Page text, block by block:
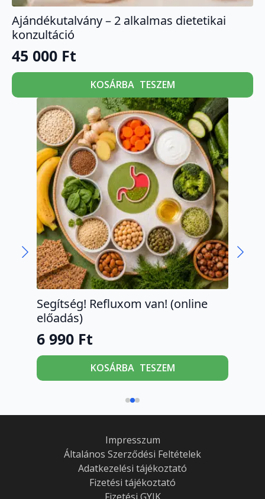
Ajándékutalvány – 2 alkalmas dietetikai
konzultáció
45 000 Ft
KOSÁRBA TESZEM
Segítség! Refluxom van! (online
előadás)
6 990 Ft
KOSÁRBA TESZEM
Impresszum
Általános Szerződési Feltételek
Adatkezelési tájékoztató
Fizetési tájékoztató